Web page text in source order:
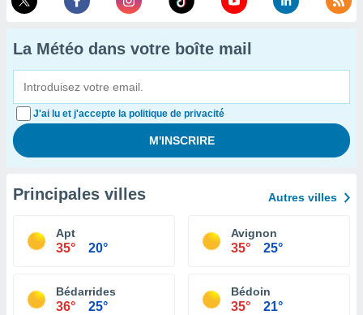
La Météo dans votre boîte mail
J'ai lu et j'accepte la politique de privacité
Principales villes Autres villes
Apt
35° 20°
Avignon
35° 25°
Bédarrides
36° 25°
Bédoin
35° 21°